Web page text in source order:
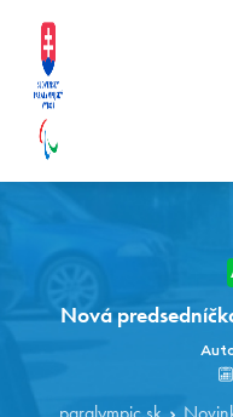
Nová